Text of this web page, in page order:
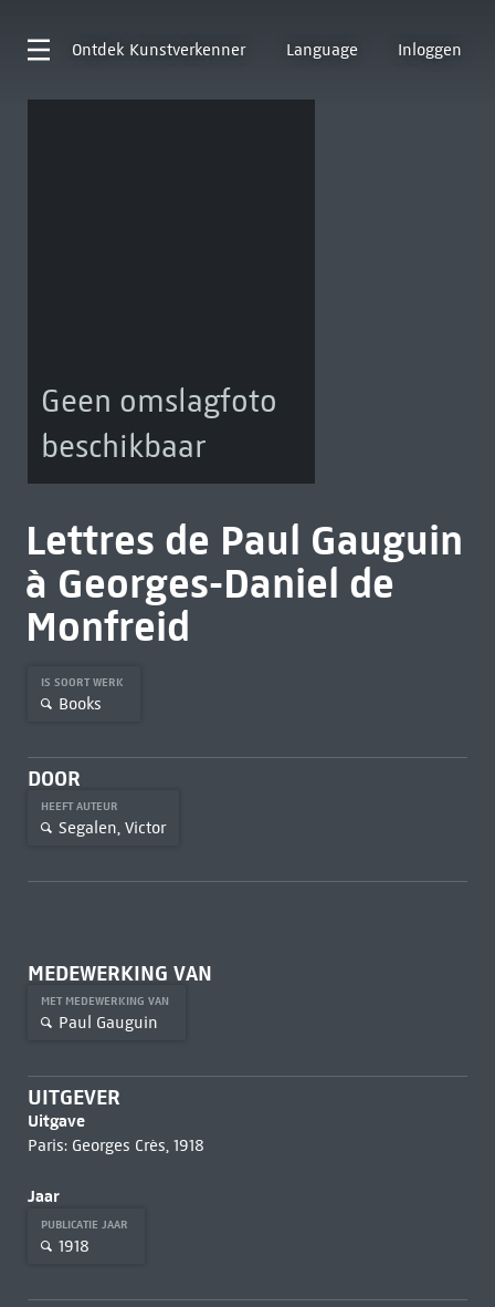
Ontdek Kunstverkenner Language Inloggen
Geen omslagfoto
beschikbaar
Lettres de Paul Gauguin
à Georges-Daniel de
Monfreid
IS SOORT WERK
Books
DOOR
HEEFT AUTEUR
Segalen, Victor
MEDEWERKING VAN
MET MEDEWERKING VAN
Paul Gauguin
UITGEVER
Uitgave
Paris: Georges Crès, 1918
Jaar
PUBLICATIE JAAR
1918